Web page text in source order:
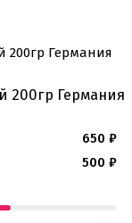
200гр Германия
650 ₽
500 ₽